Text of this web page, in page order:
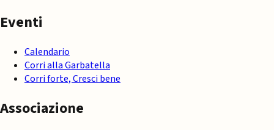
Eventi
Calendario
Corri alla Garbatella
Corri forte, Cresci bene
Associazione